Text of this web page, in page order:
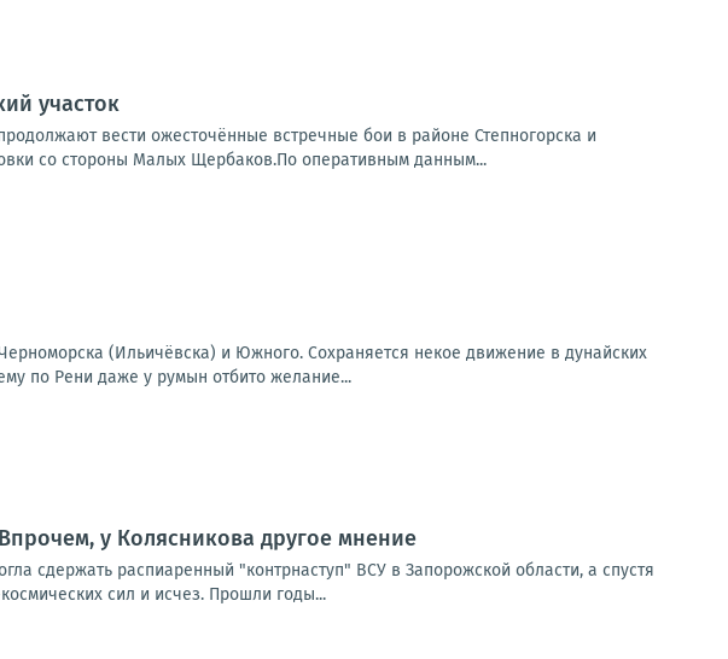
участок
вести ожесточённые встречные бои в районе Степногорска и
со стороны Малых Щербаков.По оперативным данным...
(Ильичёвска) и Южного. Сохраняется некое движение в дунайских
по Рени даже у румын отбито желание...
у Колясникова другое мнение
сдержать распиаренный "контрнаступ" ВСУ в Запорожской области, а спустя
сил и исчез. Прошли годы...